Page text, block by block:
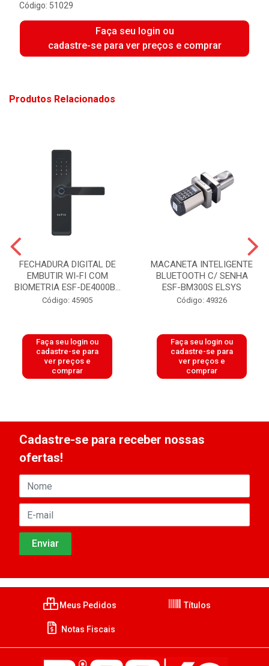
Código: 51029
Faça seu login ou
cadastre-se para ver preços e comprar
Produtos Relacionados
FECHADURA DIGITAL DE
EMBUTIR WI-FI COM
BIOMETRIA ESF-DE4000B...
Código: 45905
Faça seu login ou
cadastre-se para
ver preços e
comprar
MACANETA INTELIGENTE
BLUETOOTH C/ SENHA
ESF-BM300S ELSYS
Código: 49326
Faça seu login ou
cadastre-se para
ver preços e
comprar
Cadastre-se para receber nossas
ofertas!
Meus Pedidos Títulos
Notas Fiscais